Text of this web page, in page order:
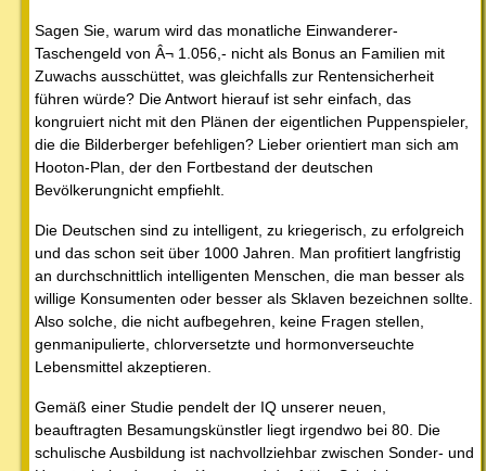
Sagen Sie, warum wird das monatliche Einwanderer-
Taschengeld von Â¬ 1.056,- nicht als Bonus an Familien mit
Zuwachs ausschüttet, was gleichfalls zur Rentensicherheit
führen würde? Die Antwort hierauf ist sehr einfach, das
kongruiert nicht mit den Plänen der eigentlichen Puppenspieler,
die die Bilderberger befehligen? Lieber orientiert man sich am
Hooton-Plan, der den Fortbestand der deutschen
Bevölkerungnicht empfiehlt.
Die Deutschen sind zu intelligent, zu kriegerisch, zu erfolgreich
und das schon seit über 1000 Jahren. Man profitiert langfristig
an durchschnittlich intelligenten Menschen, die man besser als
willige Konsumenten oder besser als Sklaven bezeichnen sollte.
Also solche, die nicht aufbegehren, keine Fragen stellen,
genmanipulierte, chlorversetzte und hormonverseuchte
Lebensmittel akzeptieren.
Gemäß einer Studie pendelt der IQ unserer neuen,
beauftragten Besamungskünstler liegt irgendwo bei 80. Die
schulische Ausbildung ist nachvollziehbar zwischen Sonder- und